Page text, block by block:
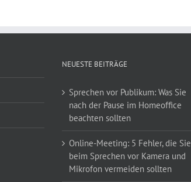
NEUESTE BEITRÄGE
Sprechen vor Publikum: Was Sie
nach der Pause im Homeoffice
beachten sollten
Online-Meeting: 5 Fehler, die Sie
beim Sprechen vor Kamera und
Mikrofon vermeiden sollten